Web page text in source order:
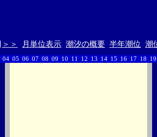
＞＞ 月単位表示 潮汐の概要 半年潮位 潮
04 05 06 07 08 09 10 11 12 13 14 15 16 17 18 19